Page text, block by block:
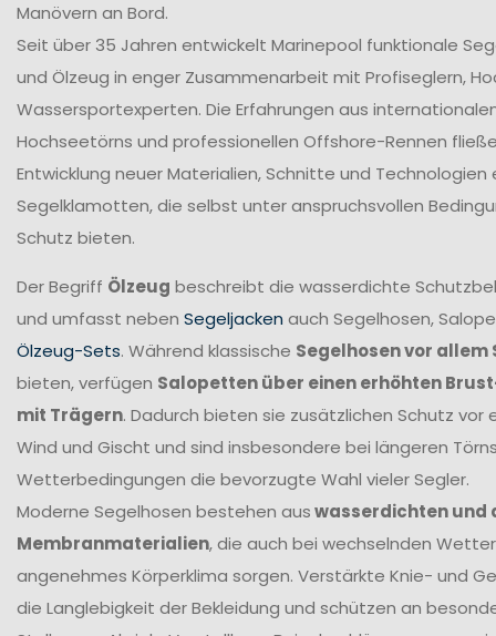
Manövern an Bord.
Seit über 35 Jahren entwickelt Marinepool funktionale
und Ölzeug in enger Zusammenarbeit mit Profiseglern,
Wassersportexperten. Die Erfahrungen aus
Hochseetörns und professionellen Offshore-Rennen
Entwicklung neuer Materialien, Schnitte und Technologien
Segelklamotten, die selbst unter anspruchsvollen
Schutz bieten.
Der Begriff Ölzeug beschreibt die wasserdichte
und umfasst neben Segeljacken auch Segelhosen,
Ölzeug-Sets. Während klassische Segelhosen vor allem
bieten, verfügen Salopetten über einen erhöhten
mit Trägern. Dadurch bieten sie zusätzlichen Schutz vor
Wind und Gischt und sind insbesondere bei längeren
Wetterbedingungen die bevorzugte Wahl vieler Segler.
Moderne Segelhosen bestehen auswasserdichten und
Membranmaterialien, die auch bei wechselnden
angenehmes Körperklima sorgen. Verstärkte Knie- und
die Langlebigkeit der Bekleidung und schützen an